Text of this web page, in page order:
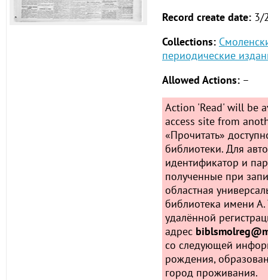
Record create date: 3/
Collections:
периодические
Allowed Actions: –
Action 'Read' will be
access site from
«Прочитать»
библиотеки. Для
идентификатор и
полученные при
областная
библиотека имени А.
удалённой
адрес
со следующей
рождения,
город проживания.